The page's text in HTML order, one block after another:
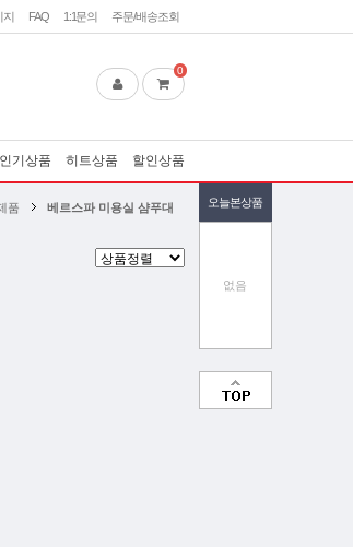
지 FAQ 1:1문의 주문/배송조회
0
인기상품 히트상품 할인상품
오늘본상품
없음
품 베르스파 미용실 샴푸대